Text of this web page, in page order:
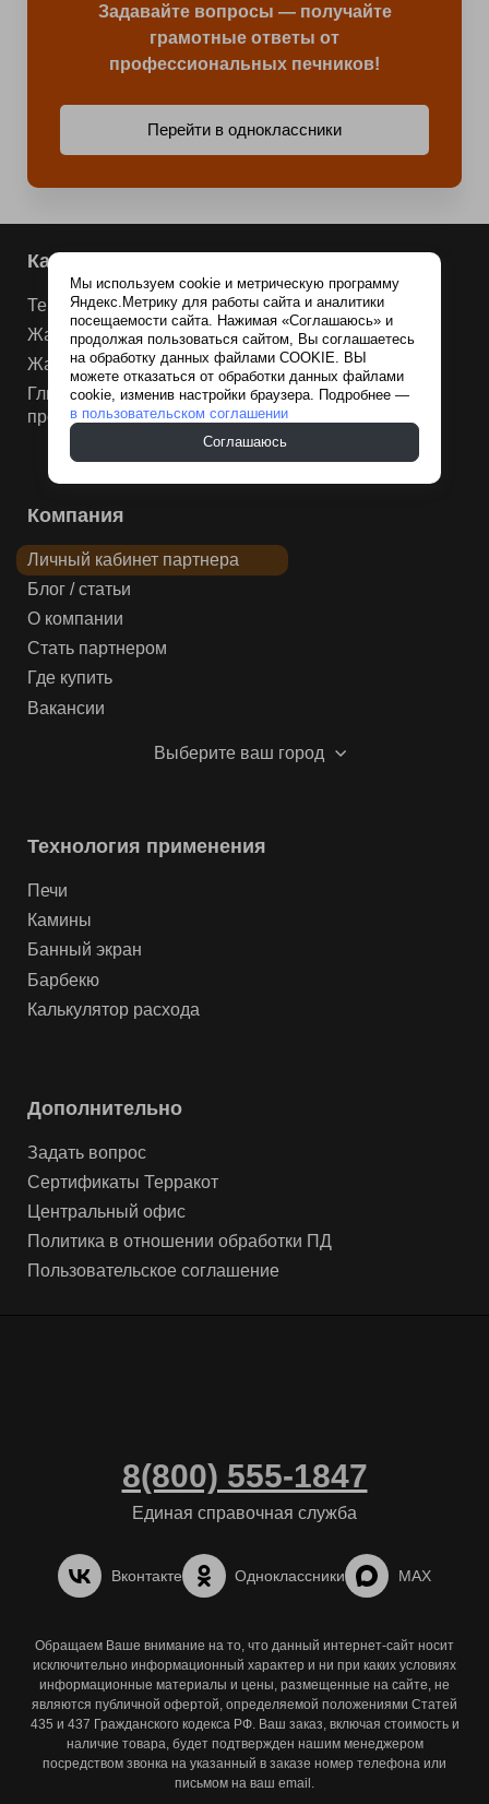
Задавайте вопросы — получайте
грамотные ответы от
профессиональных печников!
Перейти в одноклассники
Каталог продукции
Терракотовая плитка
Жаростойкие смеси
Жаростойкая мастика
Глина для нефтегазовой и химической
промышленности
Компания
Личный кабинет партнера
Блог / статьи
О компании
Стать партнером
Где купить
Вакансии
Выберите ваш город
Технология применения
Печи
Камины
Банный экран
Барбекю
Калькулятор расхода
Дополнительно
Задать вопрос
Сертификаты Терракот
Центральный офис
Политика в отношении обработки ПД
Пользовательское соглашение
8(800) 555-1847
Единая справочная служба
Вконтакте Одноклассники MAX
Обращаем Ваше внимание на то, что данный интернет-сайт носит
исключительно информационный характер и ни при каких условиях
информационные материалы и цены, размещенные на сайте, не
являются публичной офертой, определяемой положениями Статей
435 и 437 Гражданского кодекса РФ. Ваш заказ, включая стоимость и
наличие товара, будет подтвержден нашим менеджером
посредством звонка на указанный в заказе номер телефона или
письмом на ваш email.
Мы используем cookie и метрическую программу
Яндекс.Метрику для работы сайта и аналитики
посещаемости сайта. Нажимая «Соглашаюсь» и
продолжая пользоваться сайтом, Вы соглашаетесь
на обработку данных файлами COOKIE. ВЫ
можете отказаться от обработки данных файлами
cookie, изменив настройки браузера. Подробнее —
в пользовательском соглашении
Соглашаюсь